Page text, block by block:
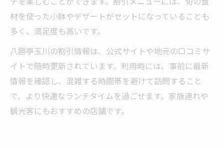
材を使った小鉢やデザートがセットになっていることも
多く、満足度も高いです。
八勝亭玉川の割引情報は、公式サイトや地元の口コミサ
イトで随時更新されています。利用時には、事前に最新
情報を確認し、混雑する時間帯を避けて訪問すること
で、より快適なランチタイムを過ごせます。家族連れや
観光客にもおすすめの店舗です。